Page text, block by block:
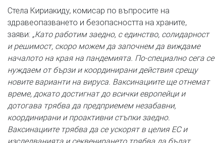
Стела Кириакиду, комисар по въпросите на
здравеопазването и безопасността на храните,
заяви: „Като работим заедно, с единство, солидарност
и решимост, скоро можем да започнем да виждаме
началото на края на пандемията. По-специално сега се
нуждаем от бързи и координирани действия срещу
новите варианти на вируса. Ваксинациите ще отнемат
време, докато достигнат до всички европейци и
дотогава трябва да предприемем незабавни,
координирани и проактивни стъпки заедно.
Ваксинациите трябва да се ускорят в целия ЕС и
изследванията и секвенирането трябва да бъдат